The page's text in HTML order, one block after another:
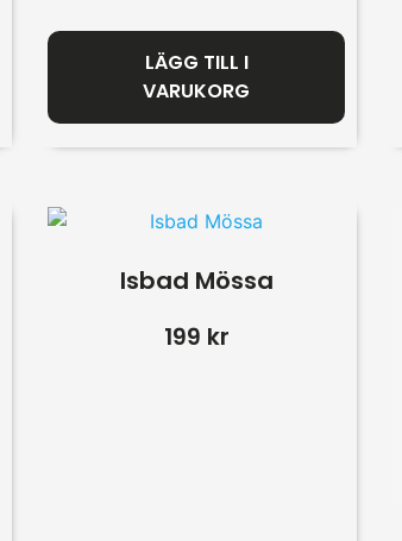
LÄGG TILL I
VARUKORG
Isbad Mössa
199 kr